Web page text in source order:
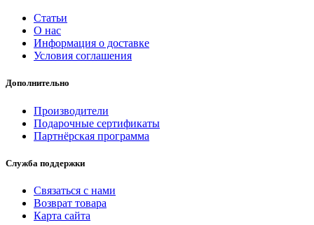
Статьи
О нас
Информация о доставке
Условия соглашения
Дополнительно
Производители
Подарочные сертификаты
Партнёрская программа
Служба поддержки
Связаться с нами
Возврат товара
Карта сайта